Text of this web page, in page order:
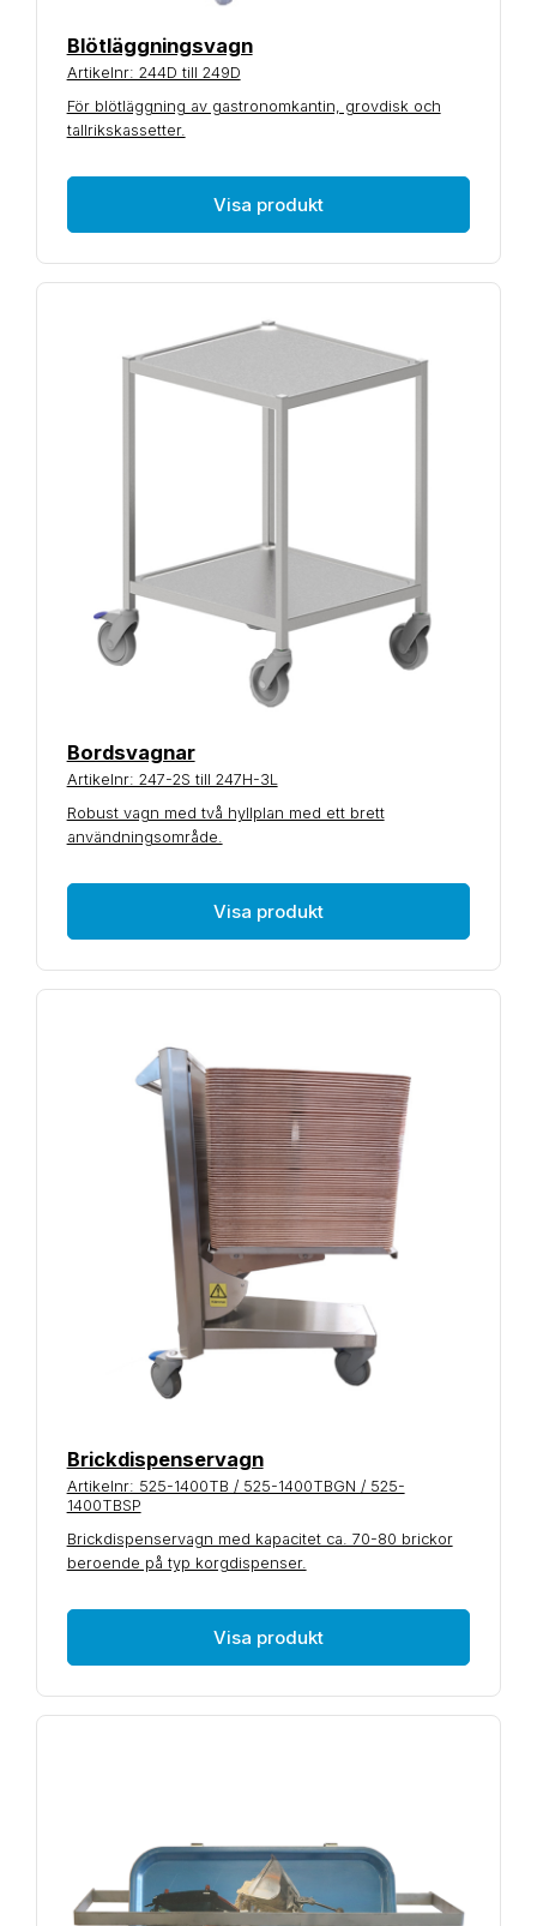
Blötläggningsvagn
Artikelnr: 244D till 249D
För blötläggning av gastronomkantin, grovdisk och
tallrikskassetter.
Visa produkt
Bordsvagnar
Artikelnr: 247-2S till 247H-3L
Robust vagn med två hyllplan med ett brett
användningsområde.
Visa produkt
Brickdispenservagn
Artikelnr: 525-1400TB / 525-1400TBGN / 525-
1400TBSP
Brickdispenservagn med kapacitet ca. 70-80 brickor
beroende på typ korgdispenser.
Visa produkt